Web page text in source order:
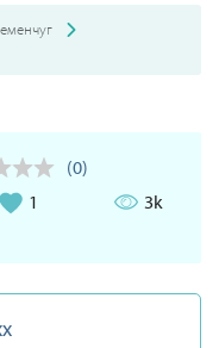
(0)
1 3k